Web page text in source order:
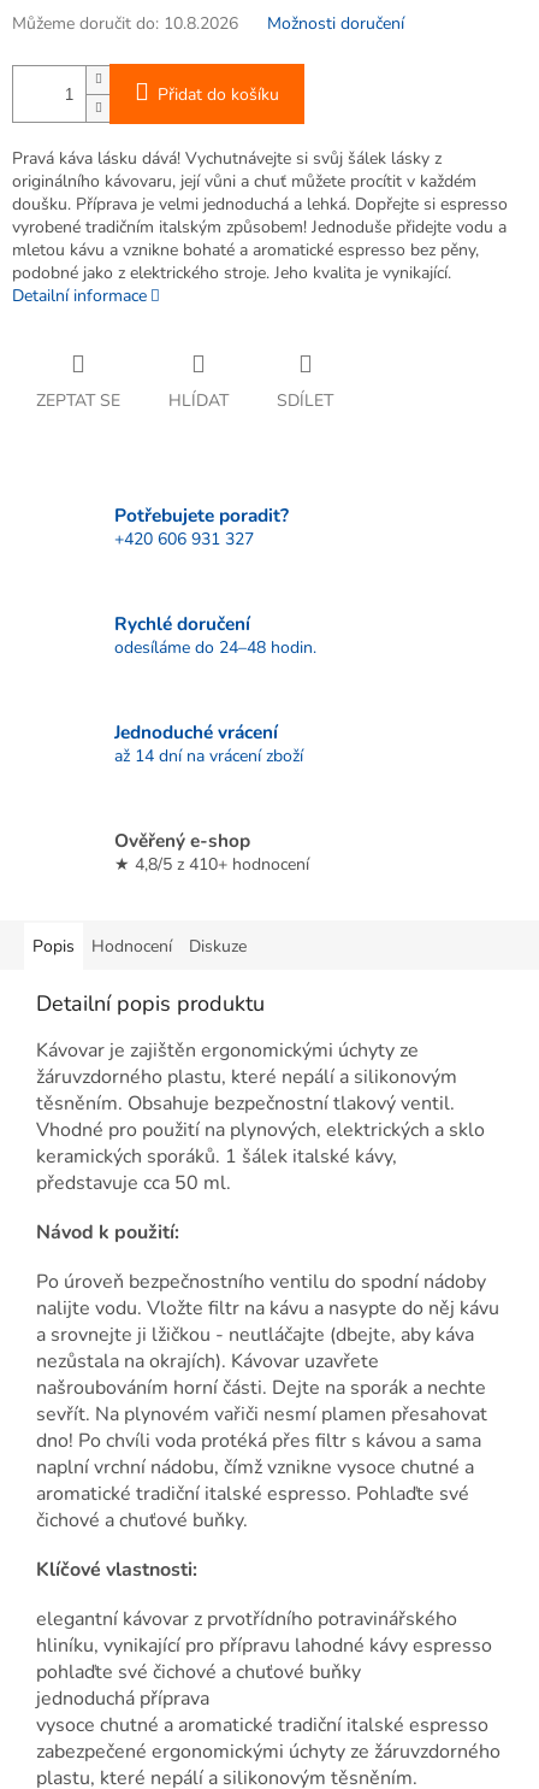
Můžeme doručit do: 10.8.2026 Možnosti doručení
Přidat do košíku
Pravá káva lásku dává! Vychutnávejte si svůj šálek lásky z
originálního kávovaru, její vůni a chuť můžete procítit v každém
doušku. Příprava je velmi jednoduchá a lehká. Dopřejte si espresso
vyrobené tradičním italským způsobem! Jednoduše přidejte vodu a
mletou kávu a vznikne bohaté a aromatické espresso bez pěny,
podobné jako z elektrického stroje. Jeho kvalita je vynikající.
Detailní informace
ZEPTAT SE HLÍDAT SDÍLET
Potřebujete poradit?
+420 606 931 327
Rychlé doručení
odesíláme do 24–48 hodin.
Jednoduché vrácení
až 14 dní na vrácení zboží
Ověřený e-shop
★ 4,8/5 z 410+ hodnocení
Popis Hodnocení Diskuze
Detailní popis produktu
Kávovar je zajištěn ergonomickými úchyty ze
žáruvzdorného plastu, které nepálí a silikonovým
těsněním. Obsahuje bezpečnostní tlakový ventil.
Vhodné pro použití na plynových, elektrických a sklo
keramických sporáků. 1 šálek italské kávy,
představuje cca 50 ml.
Návod k použití:
Po úroveň bezpečnostního ventilu do spodní nádoby
nalijte vodu. Vložte filtr na kávu a nasypte do něj kávu
a srovnejte ji lžičkou - neutláčajte (dbejte, aby káva
nezůstala na okrajích). Kávovar uzavřete
našroubováním horní části. Dejte na sporák a nechte
sevřít. Na plynovém vařiči nesmí plamen přesahovat
dno! Po chvíli voda protéká přes filtr s kávou a sama
naplní vrchní nádobu, čímž vznikne vysoce chutné a
aromatické tradiční italské espresso. Pohlaďte své
čichové a chuťové buňky.
Klíčové vlastnosti:
elegantní kávovar z prvotřídního potravinářského
hliníku, vynikající pro přípravu lahodné kávy espresso
pohlaďte své čichové a chuťové buňky
jednoduchá příprava
vysoce chutné a aromatické tradiční italské espresso
zabezpečené ergonomickými úchyty ze žáruvzdorného
plastu, které nepálí a silikonovým těsněním.